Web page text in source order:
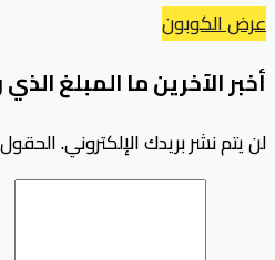
عرض الكوبون
أخبر الآخرين ما المبلغ
لن يتم نشر بريدك الإلكتروني.